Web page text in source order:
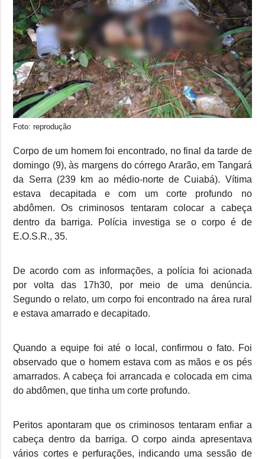
Foto: reprodução
Corpo de um homem foi encontrado, no final da tarde de
domingo (9), às margens do córrego Ararão, em Tangará
da Serra (239 km ao médio-norte de Cuiabá). Vítima
estava decapitada e com um corte profundo no
abdômen. Os criminosos tentaram colocar a cabeça
dentro da barriga. Polícia investiga se o corpo é de
E.O.S.R., 35.
De acordo com as informações, a polícia foi acionada
por volta das 17h30, por meio de uma denúncia.
Segundo o relato, um corpo foi encontrado na área rural
e estava amarrado e decapitado.
Quando a equipe foi até o local, confirmou o fato. Foi
observado que o homem estava com as mãos e os pés
amarrados. A cabeça foi arrancada e colocada em cima
do abdômen, que tinha um corte profundo.
Peritos apontaram que os criminosos tentaram enfiar a
cabeça dentro da barriga. O corpo ainda apresentava
vários cortes e perfurações, indicando uma sessão de